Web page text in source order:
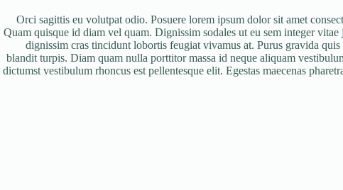
Orci sagittis eu volutpat odio. Posuere lorem ipsum dolor sit amet
Quam quisque id diam vel quam. Dignissim sodales ut eu sem integer
dignissim cras tincidunt lobortis feugiat vivamus at. Purus gravida
blandit turpis. Diam quam nulla porttitor massa id neque aliquam
dictumst vestibulum rhoncus est pellentesque elit. Egestas maecenas